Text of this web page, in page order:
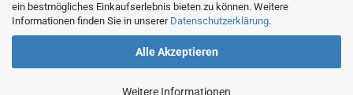
ein bestmögliches Einkaufserlebnis bieten zu können. Weitere
Informationen finden Sie in unserer Datenschutzerklärung.
Alle Akzeptieren
Weitere Informationen